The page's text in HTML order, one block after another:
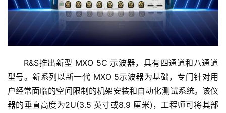
R&S推出新型 MXO 5C 示波器，具有四通道和八通道
型号。新系列以新一代 MXO 5示波器为基础，专门针对用
户经常面临的空间限制的机架安装和自动化测试系统。该仪
器的垂直高度为2U(3.5 英寸或8.9 厘米)，工程师可将其部